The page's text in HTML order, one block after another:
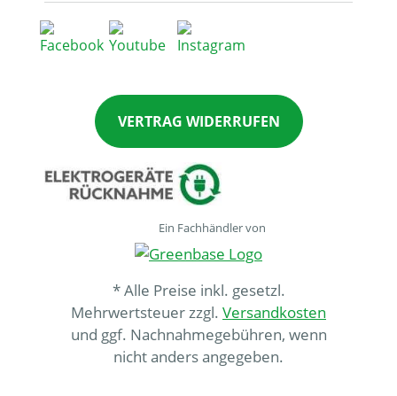
VERTRAG WIDERRUFEN
Ein Fachhändler von
* Alle Preise inkl. gesetzl.
Mehrwertsteuer zzgl. Versandkosten
und ggf. Nachnahmegebühren, wenn
nicht anders angegeben.